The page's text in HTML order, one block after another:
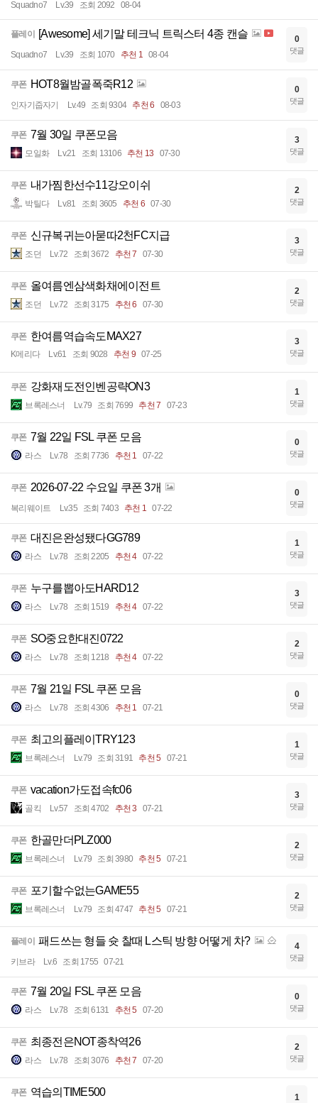
Squadno7 Lv.39 조회 2092 08-04
플레이 [Awesome] 세기말 테크닉 트릭스터 4종 캔슬
Squadno7 Lv.39 조회 1070 추천 1 08-04
0
댓글
쿠폰 HOT8월밤골폭죽R12
인자기줍자기 Lv.49 조회 9304 추천 6 08-03
0
댓글
쿠폰 7월 30일 쿠폰모음
모일화 Lv.21 조회 13106 추천 13 07-30
3
댓글
쿠폰 내가찜한선수11강오이쉬
박틸다 Lv.81 조회 3605 추천 6 07-30
2
댓글
쿠폰 신규복귀는아묻따2천FC지급
조던 Lv.72 조회 3672 추천 7 07-30
3
댓글
쿠폰 올여름엔삼색화채에이전트
조던 Lv.72 조회 3175 추천 6 07-30
2
댓글
쿠폰 한여름역습속도MAX27
K메리다 Lv.61 조회 9028 추천 9 07-25
3
댓글
쿠폰 강화재도전인벤공략ON3
브록레스너 Lv.79 조회 7699 추천 7 07-23
1
댓글
쿠폰 7월 22일 FSL 쿠폰 모음
라스 Lv.78 조회 7736 추천 1 07-22
0
댓글
쿠폰 2026-07-22 수요일 쿠폰 3개
복리웨이트 Lv.35 조회 7403 추천 1 07-22
0
댓글
쿠폰 대진은완성됐다GG789
라스 Lv.78 조회 2205 추천 4 07-22
1
댓글
쿠폰 누구를뽑아도HARD12
라스 Lv.78 조회 1519 추천 4 07-22
3
댓글
쿠폰 SO중요한대진0722
라스 Lv.78 조회 1218 추천 4 07-22
2
댓글
쿠폰 7월 21일 FSL 쿠폰 모음
라스 Lv.78 조회 4306 추천 1 07-21
0
댓글
쿠폰 최고의플레이TRY123
브록레스너 Lv.79 조회 3191 추천 5 07-21
1
댓글
쿠폰 vacation가도접속fc06
골킥 Lv.57 조회 4702 추천 3 07-21
3
댓글
쿠폰 한골만더PLZ000
브록레스너 Lv.79 조회 3980 추천 5 07-21
2
댓글
쿠폰 포기할수없는GAME55
브록레스너 Lv.79 조회 4747 추천 5 07-21
2
댓글
플레이 패드쓰는 형들 슛 찰때 L스틱 방향 어떻게 차?
키브라 Lv.6 조회 1755 07-21
4
댓글
쿠폰 7월 20일 FSL 쿠폰 모음
라스 Lv.78 조회 6131 추천 5 07-20
0
댓글
쿠폰 최종전은NOT종착역26
라스 Lv.78 조회 3076 추천 7 07-20
2
댓글
쿠폰 역습의TIME500 1